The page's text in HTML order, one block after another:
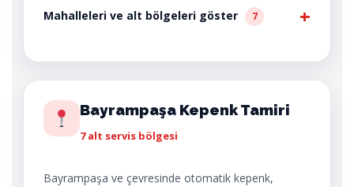
Mahalleleri ve alt bölgeleri göster 7
Bayrampaşa Kepenk Tamiri
7 alt servis bölgesi
Bayrampaşa ve çevresinde otomatik kepenk,